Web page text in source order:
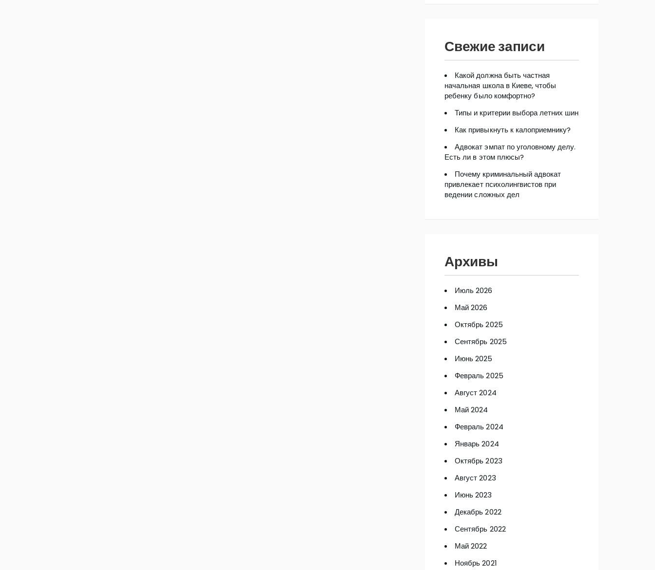
Свежие записи
Какой должна быть частная
начальная школа в Киеве, чтобы
ребенку было комфортно?
Типы и критерии выбора летних шин
Как привыкнуть к калоприемнику?
Адвокат эмпат по уголовному делу.
Есть ли в этом плюсы?
Почему криминальный адвокат
привлекает психолингвистов при
ведении сложных дел
Архивы
Июль 2026
Май 2026
Октябрь 2025
Сентябрь 2025
Июнь 2025
Февраль 2025
Август 2024
Май 2024
Февраль 2024
Январь 2024
Октябрь 2023
Август 2023
Июнь 2023
Декабрь 2022
Сентябрь 2022
Май 2022
Ноябрь 2021